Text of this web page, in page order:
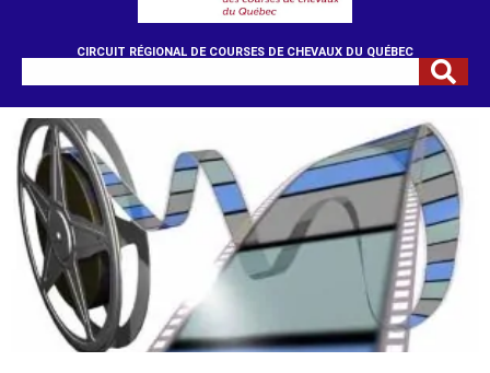
CIRCUIT RÉGIONAL DE COURSES DE CHEVAUX DU QUÉBEC